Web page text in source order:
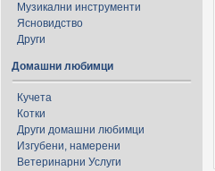
Музикални инструменти
Ясновидство
Други
Домашни любимци
Кучета
Котки
Други домашни любимци
Изгубени, намерени
Ветеринарни Услуги